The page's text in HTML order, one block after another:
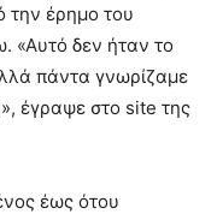
έρημο του
«Αυτό δεν ήταν το
πάντα γνωρίζαμε
έγραψε στο site της
έως ότου